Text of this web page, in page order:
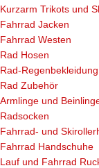
Kurzarm Trikots und
Fahrrad Jacken
Fahrrad Westen
Rad Hosen
Rad-Regenbekleidung
Rad Zubehör
Armlinge und
Radsocken
Fahrrad- und
Fahrrad Handschuhe
Lauf und Fahrrad